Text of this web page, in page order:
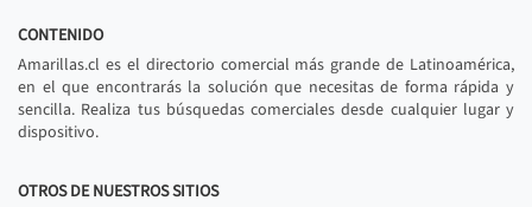
CONTENIDO
Amarillas.cl es el directorio comercial más grande de Latinoamérica,
en el que encontrarás la solución que necesitas de forma rápida y
sencilla. Realiza tus búsquedas comerciales desde cualquier lugar y
dispositivo.
OTROS DE NUESTROS SITIOS